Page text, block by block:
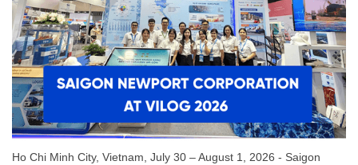
Ho Chi Minh City, Vietnam, July 30 – August 1, 2026 - Saigon